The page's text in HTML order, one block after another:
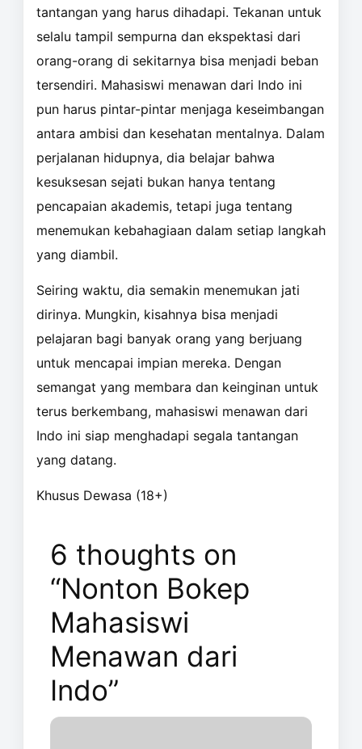
tantangan yang harus dihadapi. Tekanan untuk
selalu tampil sempurna dan ekspektasi dari
orang-orang di sekitarnya bisa menjadi beban
tersendiri. Mahasiswi menawan dari Indo ini
pun harus pintar-pintar menjaga keseimbangan
antara ambisi dan kesehatan mentalnya. Dalam
perjalanan hidupnya, dia belajar bahwa
kesuksesan sejati bukan hanya tentang
pencapaian akademis, tetapi juga tentang
menemukan kebahagiaan dalam setiap langkah
yang diambil.
Seiring waktu, dia semakin menemukan jati
dirinya. Mungkin, kisahnya bisa menjadi
pelajaran bagi banyak orang yang berjuang
untuk mencapai impian mereka. Dengan
semangat yang membara dan keinginan untuk
terus berkembang, mahasiswi menawan dari
Indo ini siap menghadapi segala tantangan
yang datang.
Khusus Dewasa (18+)
6 thoughts on
“Nonton Bokep
Mahasiswi
Menawan dari
Indo”